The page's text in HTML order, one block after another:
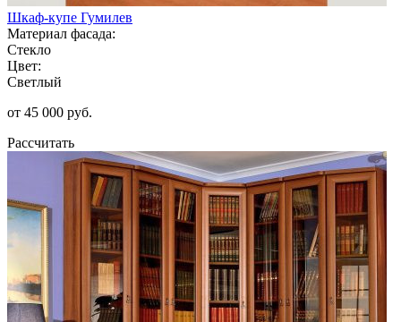
Шкаф-купе Гумилев
Материал фасада:
Стекло
Цвет:
Светлый
от 45 000 руб.
Рассчитать